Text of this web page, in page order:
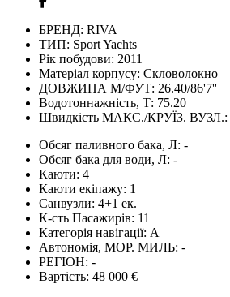
БРЕНД: RIVA
ТИП: Sport Yachts
Рік побудови: 2011
Матеріал корпусу: Скловолокно
ДОВЖИНА М/ФУТ: 26.40/86'7''
Водотоннажність, Т: 75.20
Швидкість МАКС./КРУЇЗ. ВУЗЛ.:
Обсяг паливного бака, Л: -
Обсяг бака для води, Л: -
Каюти: 4
Каюти екіпажу: 1
Санвузли: 4+1 ек.
К-сть Пасажирів: 11
Категорія навігації: А
Автономія, МОР. МИЛЬ: -
РЕГІОН: -
Вартість: 48 000 €